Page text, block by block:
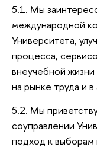
5.1. Мы
международной
Университета,
процесса,
внеучебной
на рынке труда и
5.2. Мы
соуправлении
подход к выборам